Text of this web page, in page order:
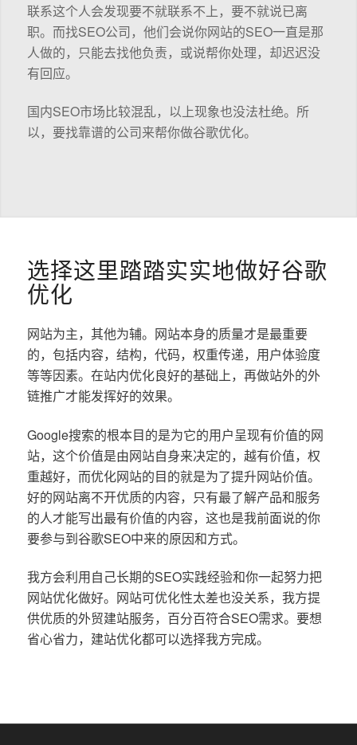
联系这个人会发现要不就联系不上，要不就说已离
职。而找SEO公司，他们会说你网站的SEO一直是那
人做的，只能去找他负责，或说帮你处理，却迟迟没
有回应。
国内SEO市场比较混乱，以上现象也没法杜绝。所
以，要找靠谱的公司来帮你做谷歌优化。
选择这里踏踏实实地做好谷歌
优化
网站为主，其他为辅。网站本身的质量才是最重要
的，包括内容，结构，代码，权重传递，用户体验度
等等因素。在站内优化良好的基础上，再做站外的外
链推广才能发挥好的效果。
Google搜索的根本目的是为它的用户呈现有价值的网
站，这个价值是由网站自身来决定的，越有价值，权
重越好，而优化网站的目的就是为了提升网站价值。
好的网站离不开优质的内容，只有最了解产品和服务
的人才能写出最有价值的内容，这也是我前面说的你
要参与到谷歌SEO中来的原因和方式。
我方会利用自己长期的SEO实践经验和你一起努力把
网站优化做好。网站可优化性太差也没关系，我方提
供优质的外贸建站服务，百分百符合SEO需求。要想
省心省力，建站优化都可以选择我方完成。